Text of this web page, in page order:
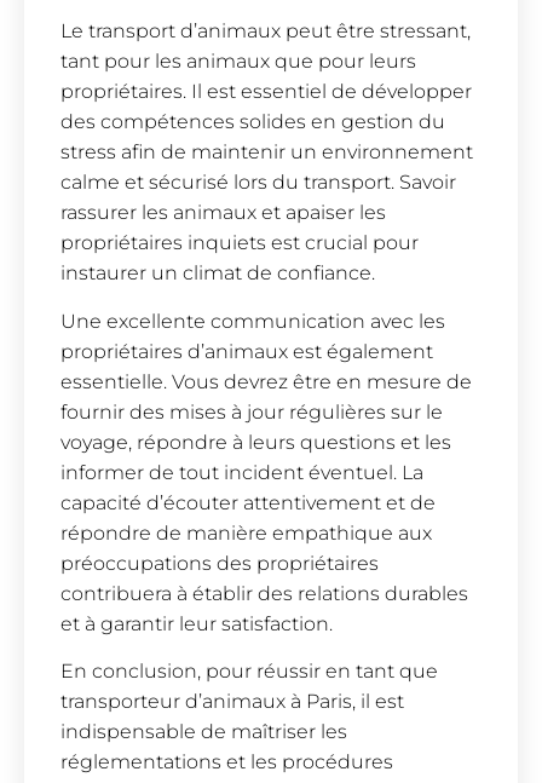
Le transport d’animaux peut être stressant,
tant pour les animaux que pour leurs
propriétaires. Il est essentiel de développer
des compétences solides en gestion du
stress afin de maintenir un environnement
calme et sécurisé lors du transport. Savoir
rassurer les animaux et apaiser les
propriétaires inquiets est crucial pour
instaurer un climat de confiance.
Une excellente communication avec les
propriétaires d’animaux est également
essentielle. Vous devrez être en mesure de
fournir des mises à jour régulières sur le
voyage, répondre à leurs questions et les
informer de tout incident éventuel. La
capacité d’écouter attentivement et de
répondre de manière empathique aux
préoccupations des propriétaires
contribuera à établir des relations durables
et à garantir leur satisfaction.
En conclusion, pour réussir en tant que
transporteur d’animaux à Paris, il est
indispensable de maîtriser les
réglementations et les procédures